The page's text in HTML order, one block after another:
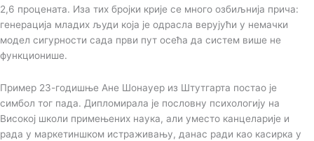
2,6 процената. Иза тих бројки крије се много озбиљнија прича:
генерација младих људи која је одрасла верујући у немачки
модел сигурности сада први пут осећа да систем више не
функционише.
Пример 23-годишње Ане Шонауер из Штутгарта постао је
симбол тог пада. Дипломирала је пословну психологију на
Високој школи примењених наука, али уместо канцеларије и
рада у маркетиншком истраживању, данас ради као касирка у